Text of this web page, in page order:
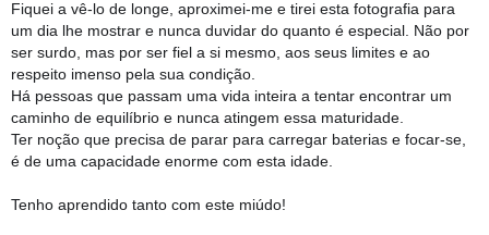
Fiquei a vê-lo de longe, aproximei-me e tirei esta fotografia para
um dia lhe mostrar e nunca duvidar do quanto é especial. Não por
ser surdo, mas por ser fiel a si mesmo, aos seus limites e ao
respeito imenso pela sua condição.
Há pessoas que passam uma vida inteira a tentar encontrar um
caminho de equilíbrio e nunca atingem essa maturidade.
Ter noção que precisa de parar para carregar baterias e focar-se,
é de uma capacidade enorme com esta idade.
Tenho aprendido tanto com este miúdo!